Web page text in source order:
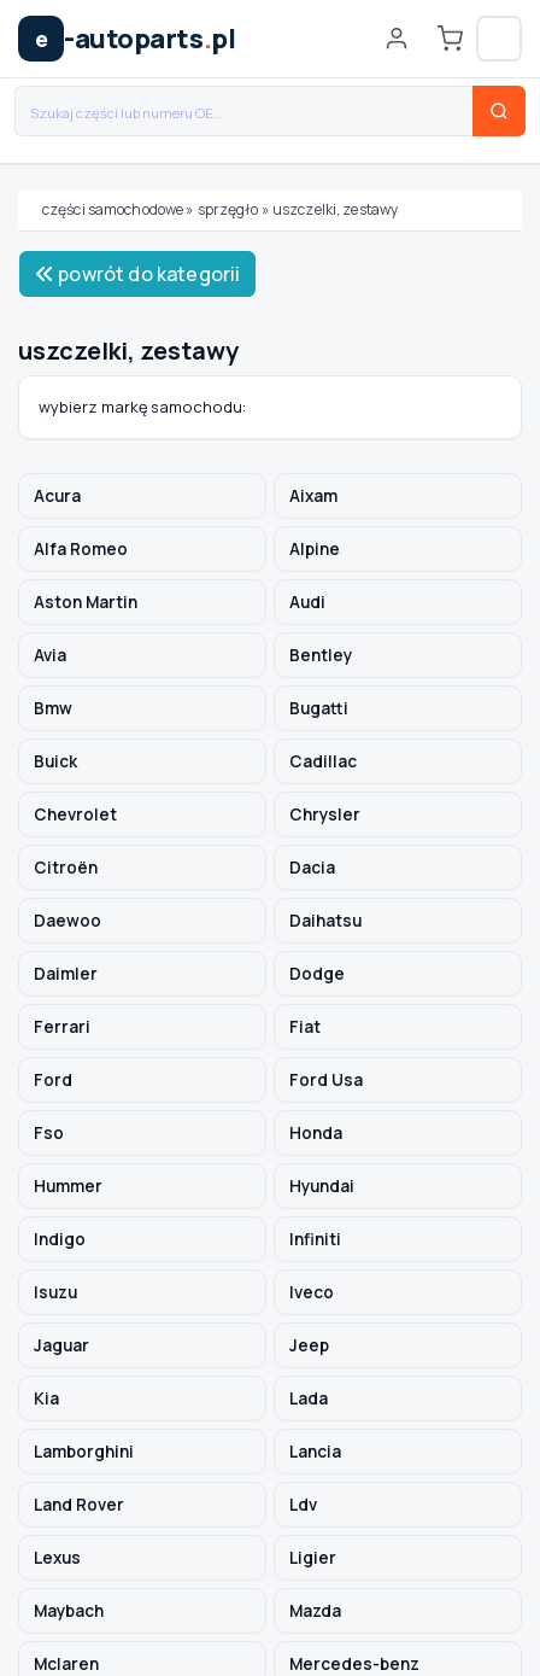
e -autoparts.pl
Wybierz swój pojazd
MODEL
TYP / SILNIK
części samochodowe» sprzęgło » uszczelki, zestawy
powrót do kategorii
uszczelki, zestawy
wybierz markę samochodu:
Acura Aixam
Alfa Romeo Alpine
Aston Martin Audi
Avia Bentley
Bmw Bugatti
Buick Cadillac
Chevrolet Chrysler
Citroën Dacia
Daewoo Daihatsu
Daimler Dodge
Ferrari Fiat
Ford Ford Usa
Fso Honda
Hummer Hyundai
Indigo Infiniti
Isuzu Iveco
Jaguar Jeep
Kia Lada
Lamborghini Lancia
Land Rover Ldv
Lexus Ligier
Maybach Mazda
Mclaren Mercedes-benz